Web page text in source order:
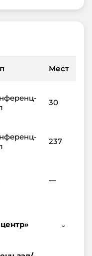
Мест
30
237
—
⌄